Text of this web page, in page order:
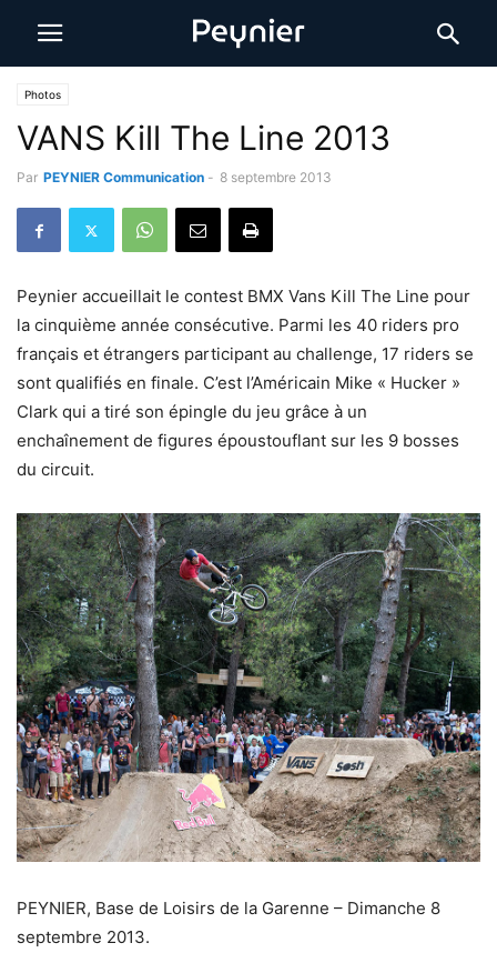
Photos
VANS Kill The Line 2013
Par PEYNIER Communication - 8 septembre 2013
Peynier accueillait le contest BMX Vans Kill The Line pour
la cinquième année consécutive. Parmi les 40 riders pro
français et étrangers participant au challenge, 17 riders se
sont qualifiés en finale. C’est l’Américain Mike « Hucker »
Clark qui a tiré son épingle du jeu grâce à un
enchaînement de figures époustouflant sur les 9 bosses
du circuit.
PEYNIER, Base de Loisirs de la Garenne – Dimanche 8
septembre 2013.